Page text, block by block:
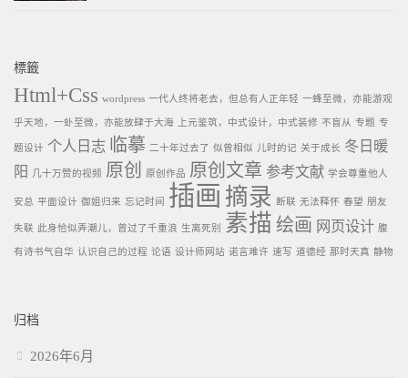
標籤
Html+Css wordpress 一代人终将老去，但总有人正年轻 一蜂至微，亦能游观
乎天地，一虲至微，亦能放肆于大海 上元鉴筑，中式设计，中式装修 不盲从 专题 专
题设计 个人日志 临摹 二十年过去了 似曾相似 儿时的记 关于成长 冬日暖
阳
几十万赞的视频 原创 原创作品 原创文章 参考文献 学会尊重他人
安总 平面设计 御姐归来 忘记时间 插画 摘录 断联 无法释怀 春望 朋友
失联 此身恰似弄潮儿，曾过了千重浪 生离死别 素描 绘画 网页设计 腹
有诗书气自华 认识自己的过程 论语 设计师网站 诺言难许 速写 道德经 那时天真 静物
归档
2026年6月